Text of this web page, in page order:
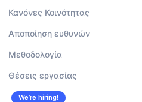
Κανόνες Κοινότητας
Αποποίηση ευθυνών
Μεθοδολογία
Θέσεις εργασίας
We’re hiring!